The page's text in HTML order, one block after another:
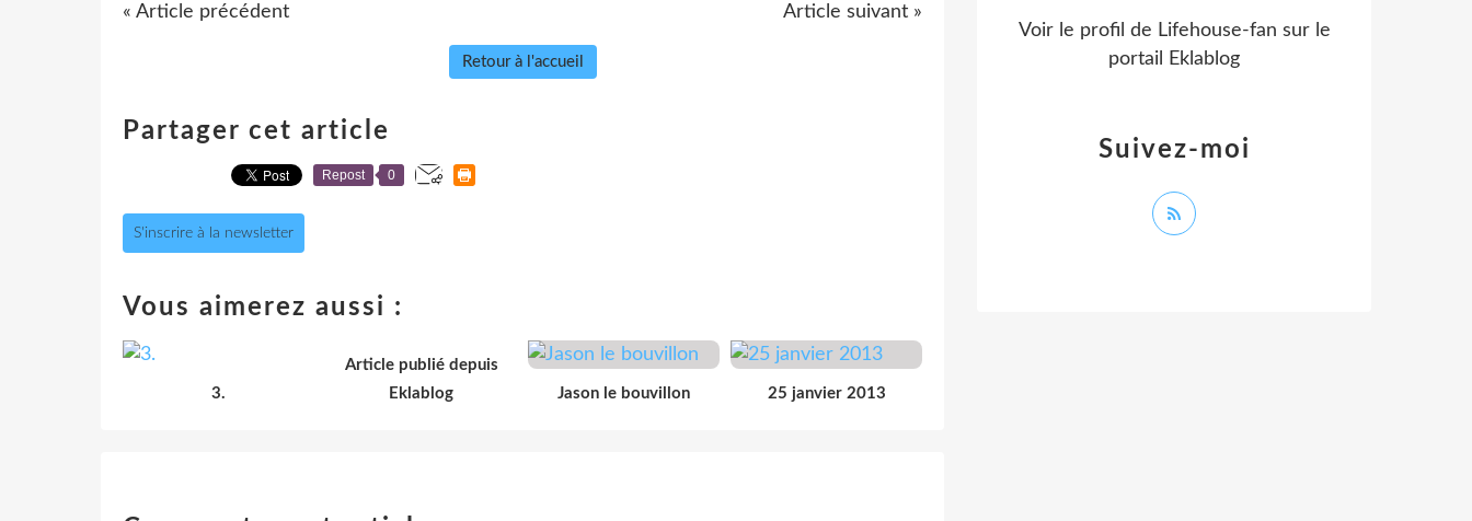
« Article précédent Article suivant »
Retour à l'accueil
Partager cet article
Repost 0
S'inscrire à la newsletter
Vous aimerez aussi :
3.
Article publié depuis
Eklablog
Jason le bouvillon 25 janvier 2013
Suivez-moi
Voir le profil de Lifehouse-fan sur le
portail Eklablog